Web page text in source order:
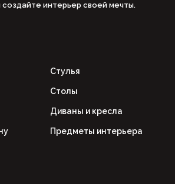
интерьер своей мечты.
Стулья
Столы
Диваны и кресла
Предметы интерьера